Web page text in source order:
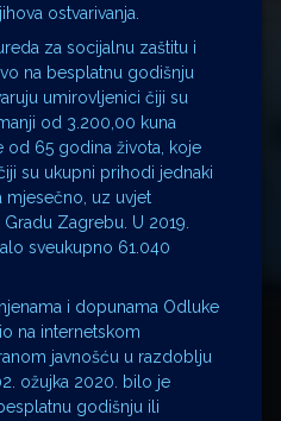
ostvarivanja.
za socijalnu zaštitu i
na besplatnu godišnju
umirovljenici čiji su
od 3.200,00 kuna
od 65 godina života, koje
su ukupni prihodi jednaki
mjesečno, uz uvjet
Zagrebu. U 2019.
sveukupno 61.040
i dopunama Odluke
na internetskom
javnošću u razdoblju
ožujka 2020. bilo je
godišnju ili